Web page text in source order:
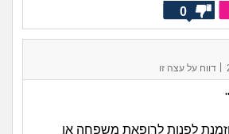
0
דווח על עצה זו
לפנות לרופאת משפחה או